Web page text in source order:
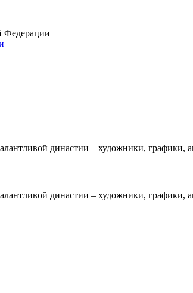
Федерации
династии – художники, графики,
династии – художники, графики,